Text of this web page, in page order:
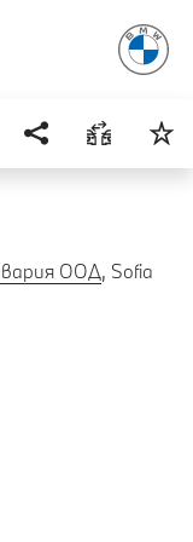
ООД, Sofia